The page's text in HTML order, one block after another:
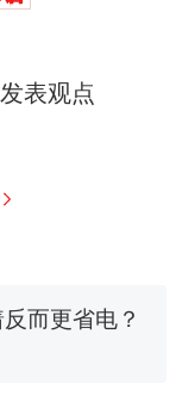
表观点
家”改写了
理教师，笔
蛋糕”上热
！